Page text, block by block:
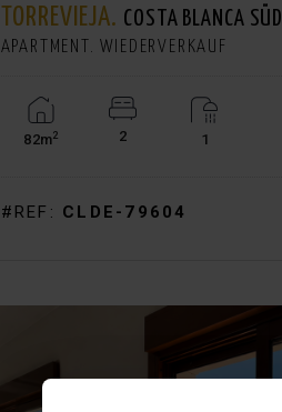
TORREVIEJA. COSTA BLANCA SÜD
APARTMENT. WIEDERVERKAUF
82m2 2 1
#REF: CLDE-79604